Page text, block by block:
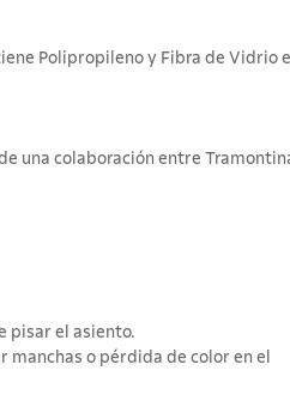
Polipropileno y Fibra de Vidrio
una colaboración entre
pisar el asiento.
manchas o pérdida de color en el